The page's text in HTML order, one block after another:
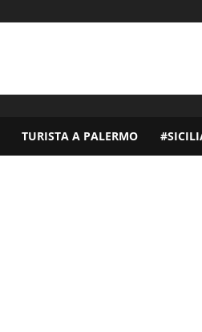
TURISTA A PALERMO